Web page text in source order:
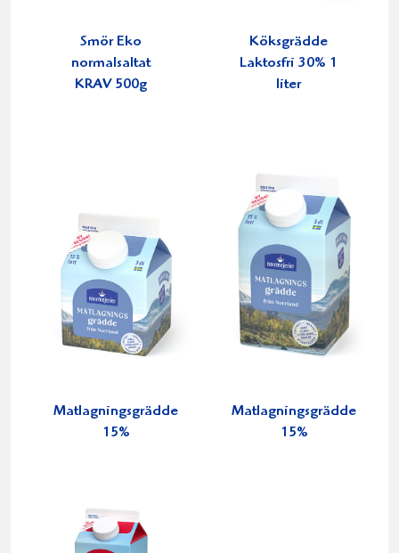
Smör Eko
normalsaltat
KRAV 500g
Köksgrädde
Laktosfri 30% 1
liter
Matlagningsgrädde
15%
Matlagningsgrädde
15%